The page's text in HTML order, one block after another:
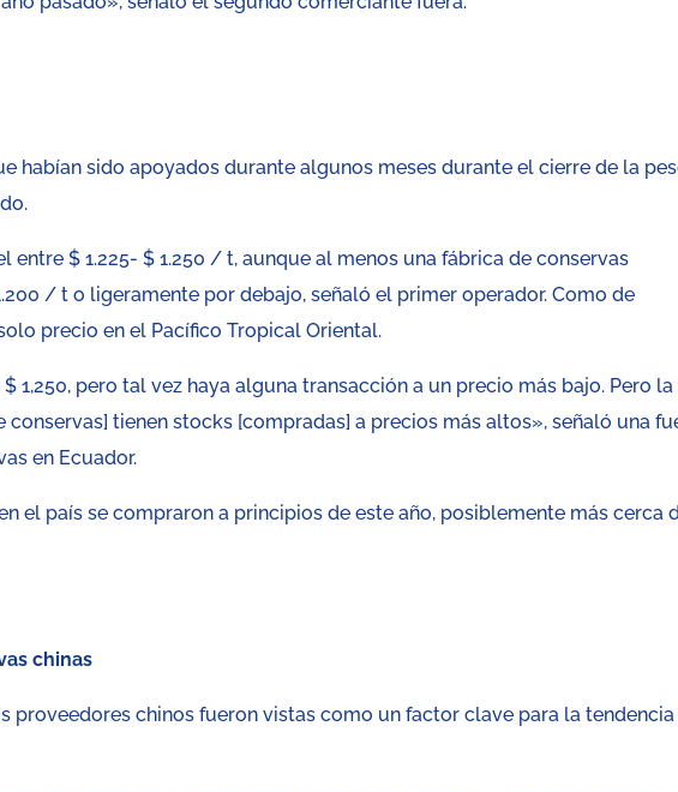
habían sido apoyados durante algunos meses durante el cierre de la
entre $ 1.225- $ 1.250 / t, aunque al menos una fábrica de conservas
/ t o ligeramente por debajo, señaló el primer operador. Como de
precio en el Pacífico Tropical Oriental.
1,250, pero tal vez haya alguna transacción a un precio más bajo. Pero la
conservas] tienen stocks [compradas] a precios más altos», señaló una
en Ecuador.
el país se compraron a principios de este año, posiblemente más cerca
chinas
proveedores chinos fueron vistas como un factor clave para la tendencia